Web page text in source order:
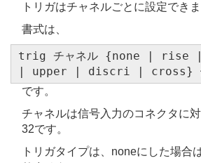
トリガはチャネルごとに設定できま
書式は、
trig チャネル {none |
| upper | discri | cross}
です。
チャネルは信号入力のコネクタに
32です。
トリガタイプは、noneにした場合